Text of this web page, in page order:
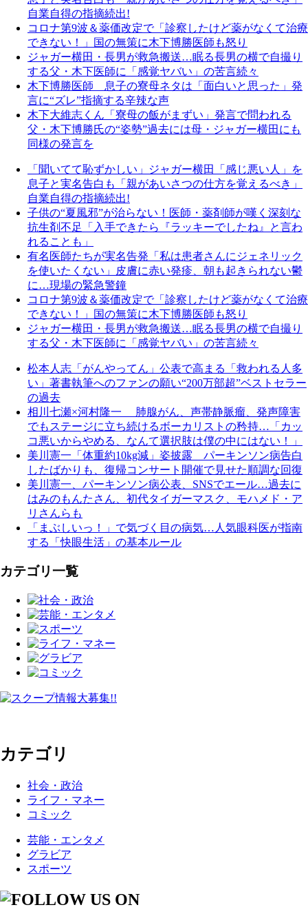
自業自得の指摘続出!
コロナ第9波＆薬価改定で「診察したけど薬がなくて治療
できない！」国の無策に木下博勝医師も怒り
ジャガー横田・長男が救急搬送…眠る長男の横で自撮り
する父・木下医師に「感覚ヤバい」の苦言続々
木下博勝医師 息子の寮母ネタは「面白いと思った」発
言に“ズレ”指摘する辛辣な声
木下大維志くん「寮母の飯がまずい」発言で問われる
父・木下博勝氏の“姿勢”過去には母・ジャガー横田にも
同様の発言を
「聞いてて恥ずかしい」ジャガー横田「感じ悪い人」を
息子と実名告白も「親があいさつの仕方を覚えるべき」
自業自得の指摘続出!
子供の“夏風邪”が治らない！医師・薬剤師が嘆く深刻な
抗生剤不足「入手できたら『ラッキーでしたね』と言わ
れることも」
有名医師たちが実名告発「私は患者さんにジェネリック
を使いたくない」皮膚に赤い発疹、朝も起きられない鬱
に…現場の緊急警鐘
コロナ第9波＆薬価改定で「診察したけど薬がなくて治療
できない！」国の無策に木下博勝医師も怒り
ジャガー横田・長男が救急搬送…眠る長男の横で自撮り
する父・木下医師に「感覚ヤバい」の苦言続々
松本人志「がんやってん」公表で高まる「救われる人多
い」著書執筆へのファンの願い“200万部超”ベストセラー
の過去
相川七瀬×河村隆一 肺腺がん、声帯静脈瘤、発声障害
でもステージに立ち続けるボーカリストの矜持…「カッ
コ悪いからやめる、なんて選択肢は僕の中にはない！」
美川憲一「体重約10kg減」姿披露 パーキンソン病告白
したばかりも、復帰コンサート開催で見せた順調な回復
美川憲一、パーキンソン病公表、SNSでエール…過去に
はみのもんたさん、初代タイガーマスク、モハメド・ア
リさんらも
「まぶしいっ！」で気づく目の病気…人気眼科医が指南
する「快眼生活」の基本ルール
カテゴリ一覧
カテゴリ
社会・政治
ライフ・マネー
コミック
芸能・エンタメ
グラビア
スポーツ